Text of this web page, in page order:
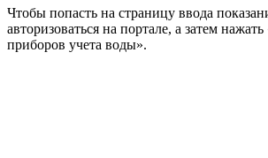
Чтобы попасть на страницу ввода
авторизоваться на портале, а затем
приборов учета воды».